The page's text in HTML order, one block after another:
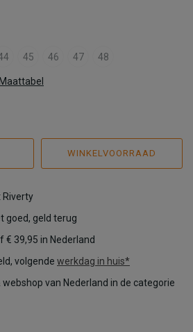
45 46 47 48
Maattabel
WINKELVOORRAAD
Riverty
goed, geld terug
€ 39,95 in Nederland
volgende werkdag in huis*
van Nederland in de categorie